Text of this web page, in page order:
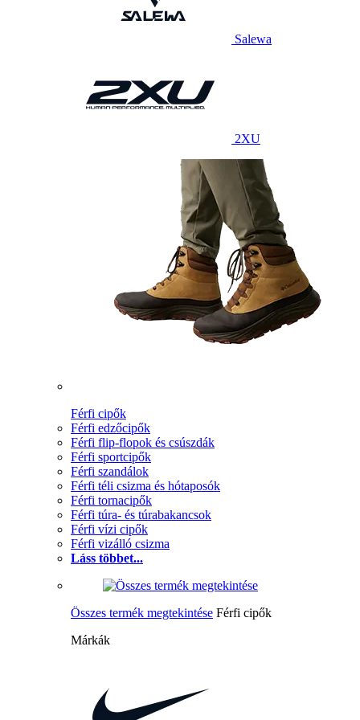
Salewa
2XU
Férfi cipők
Férfi edzőcipők
Férfi flip-flopok és csúszdák
Férfi sportcipők
Férfi szandálok
Férfi téli csizma és hótaposók
Férfi tornacipők
Férfi túra- és túrabakancsok
Férfi vízi cipők
Férfi vizálló csizma
Láss többet...
Összes termék megtekintése Férfi cipők
Márkák